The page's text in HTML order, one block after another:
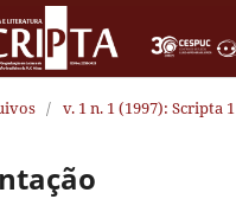
/ v. 1 n. 1 (1997): Scripta 1